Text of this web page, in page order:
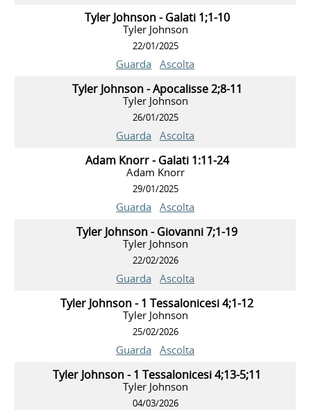
Tyler Johnson - Galati 1;1-10
Tyler Johnson
22/01/2025
Guarda Ascolta
Tyler Johnson - Apocalisse 2;8-11
Tyler Johnson
26/01/2025
Guarda Ascolta
Adam Knorr - Galati 1:11-24
Adam Knorr
29/01/2025
Guarda Ascolta
Tyler Johnson - Giovanni 7;1-19
Tyler Johnson
22/02/2026
Guarda Ascolta
Tyler Johnson - 1 Tessalonicesi 4;1-12
Tyler Johnson
25/02/2026
Guarda Ascolta
Tyler Johnson - 1 Tessalonicesi 4;13-5;11
Tyler Johnson
04/03/2026